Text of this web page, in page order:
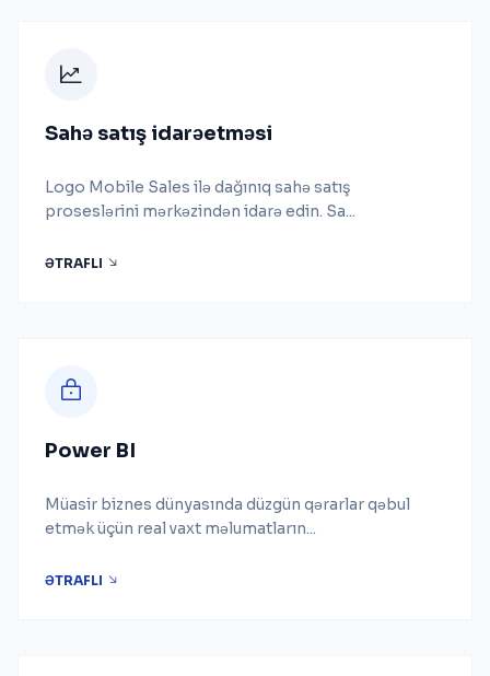
Sahə satış idarəetməsi
Logo Mobile Sales ilə dağınıq sahə satış
proseslərini mərkəzindən idarə edin. Sa...
ƏTRAFLI
Power BI
Müasir biznes dünyasında düzgün qərarlar qəbul
etmək üçün real vaxt məlumatların...
ƏTRAFLI